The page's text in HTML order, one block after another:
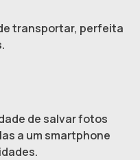
transportar, perfeita
de salvar fotos
a um smartphone